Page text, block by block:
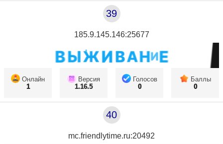
39
185.9.145.146:25677
Онлайн
1
Версия
1.16.5
Голосов
0
Баллы
0
40
mc.friendlytime.ru:20492